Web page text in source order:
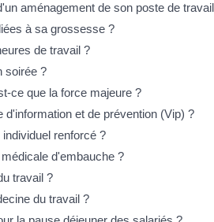
aménagement de son poste de
à sa grossesse ?
de travail ?
soirée ?
ce que la force majeure ?
et de prévention (Vip) ?
renforcé ?
d'embauche ?
travail ?
du travail ?